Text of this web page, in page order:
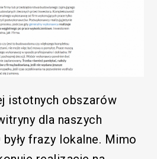
istotnych obszarów
dla naszych
frazy lokalne. Mimo